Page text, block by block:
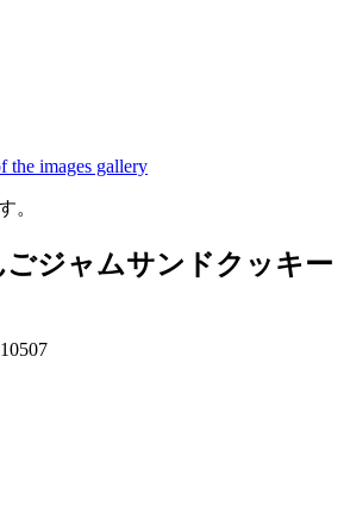
the images gallery
。
ごジャムサンドクッキー